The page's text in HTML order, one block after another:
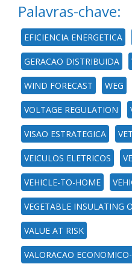
Palavras-chave:
EFICIENCIA ENERGETICA
GERACAO DISTRIBUIDA
WIND FORECAST WEG
VOLTAGE REGULATION
VISAO ESTRATEGICA
VEICULOS ELETRICOS
VEHICLE-TO-HOME
VEGETABLE INSULATING
VALUE AT RISK
VALORACAO